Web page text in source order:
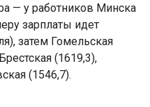
— у работников Минска
зарплаты идет
затем Гомельская
(1619,3),
(1546,7).